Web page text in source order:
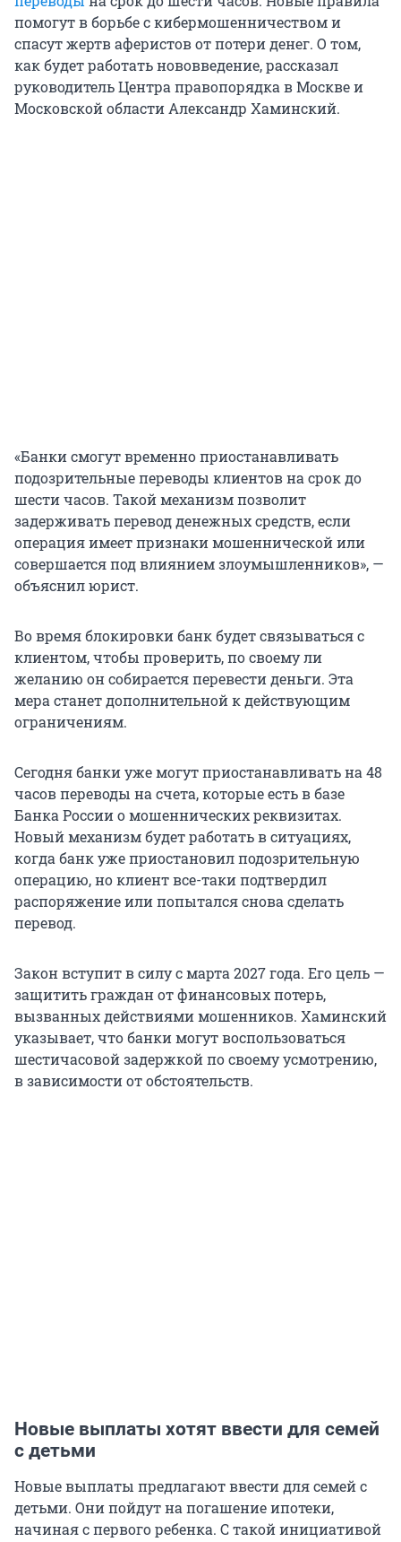
помогут в борьбе с кибермошенничеством и
спасут жертв аферистов от потери денег. О том,
как будет работать нововведение, рассказал
руководитель Центра правопорядка в Москве и
Московской области Александр Хаминский.
«Банки смогут временно приостанавливать
подозрительные переводы клиентов на срок до
шести часов. Такой механизм позволит
задерживать перевод денежных средств, если
операция имеет признаки мошеннической или
совершается под влиянием злоумышленников», —
объяснил юрист.
Во время блокировки банк будет связываться с
клиентом, чтобы проверить, по своему ли
желанию он собирается перевести деньги. Эта
мера станет дополнительной к действующим
ограничениям.
Сегодня банки уже могут приостанавливать на 48
часов переводы на счета, которые есть в базе
Банка России о мошеннических реквизитах.
Новый механизм будет работать в ситуациях,
когда банк уже приостановил подозрительную
операцию, но клиент все-таки подтвердил
распоряжение или попытался снова сделать
перевод.
Закон вступит в силу с марта 2027 года. Его цель —
защитить граждан от финансовых потерь,
вызванных действиями мошенников. Хаминский
указывает, что банки могут воспользоваться
шестичасовой задержкой по своему усмотрению,
в зависимости от обстоятельств.
Новые выплаты хотят ввести для семей
с детьми
Новые выплаты предлагают ввести для семей с
детьми. Они пойдут на погашение ипотеки,
начиная с первого ребенка. С такой инициативой